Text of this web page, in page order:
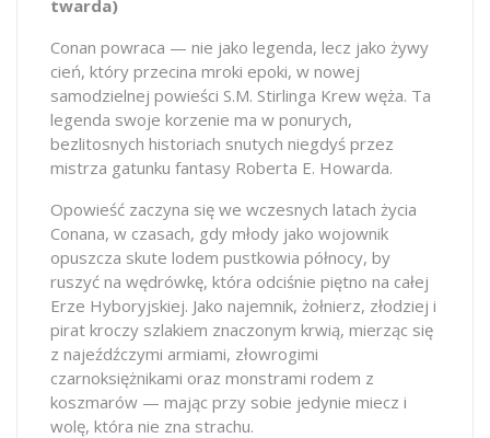
twarda)
Conan powraca — nie jako legenda, lecz jako żywy
cień, który przecina mroki epoki, w nowej
samodzielnej powieści S.M. Stirlinga Krew węża. Ta
legenda swoje korzenie ma w ponurych,
bezlitosnych historiach snutych niegdyś przez
mistrza gatunku fantasy Roberta E. Howarda.
Opowieść zaczyna się we wczesnych latach życia
Conana, w czasach, gdy młody jako wojownik
opuszcza skute lodem pustkowia północy, by
ruszyć na wędrówkę, która odciśnie piętno na całej
Erze Hyboryjskiej. Jako najemnik, żołnierz, złodziej i
pirat kroczy szlakiem znaczonym krwią, mierząc się
z najeźdźczymi armiami, złowrogimi
czarnoksiężnikami oraz monstrami rodem z
koszmarów — mając przy sobie jedynie miecz i
wolę, która nie zna strachu.